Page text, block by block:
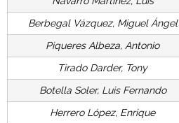
í
a
Berbegal Vázquez, Miguel Ángel
Piqueres Albeza, Antonio
Tirado Darder, Tony
Botella Soler, Luis Fernando
Herrero López, Enrique